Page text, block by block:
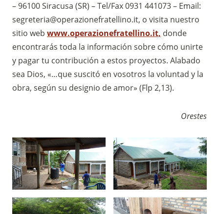
– 96100 Siracusa (SR) – Tel/Fax 0931 441073 – Email:
segreteria@operazionefratellino.it, o visita nuestro
sitio web www.operazionefratellino.it, donde
encontrarás toda la información sobre cómo unirte
y pagar tu contribución a estos proyectos. Alabado
sea Dios, «…que suscitó en vosotros la voluntad y la
obra, según su designio de amor» (Flp 2,13).
Orestes